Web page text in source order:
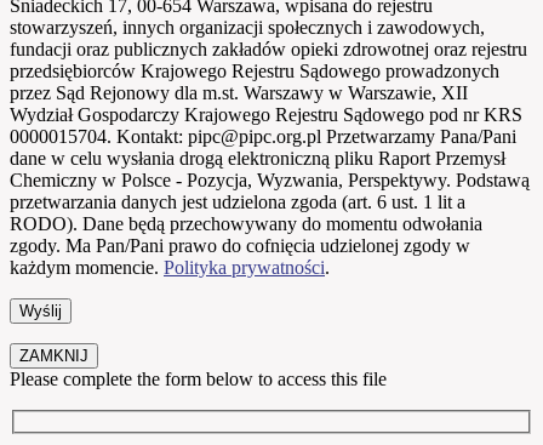
Śniadeckich 17, 00-654 Warszawa, wpisana do rejestru
stowarzyszeń, innych organizacji społecznych i zawodowych,
fundacji oraz publicznych zakładów opieki zdrowotnej oraz rejestru
przedsiębiorców Krajowego Rejestru Sądowego prowadzonych
przez Sąd Rejonowy dla m.st. Warszawy w Warszawie, XII
Wydział Gospodarczy Krajowego Rejestru Sądowego pod nr KRS
0000015704. Kontakt: pipc@pipc.org.pl Przetwarzamy Pana/Pani
dane w celu wysłania drogą elektroniczną pliku Raport Przemysł
Chemiczny w Polsce - Pozycja, Wyzwania, Perspektywy. Podstawą
przetwarzania danych jest udzielona zgoda (art. 6 ust. 1 lit a
RODO). Dane będą przechowywany do momentu odwołania
zgody. Ma Pan/Pani prawo do cofnięcia udzielonej zgody w
każdym momencie. Polityka prywatności.
ZAMKNIJ
Please complete the form below to access this file